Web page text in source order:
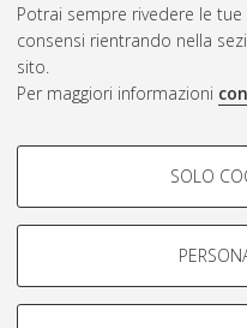
Potrai sempre rivedere le
consensi rientrando nella
sito.
Per maggiori informazioni
COOKIE DI
Si tratta di cookie utilizzati
navigazione degli utenti,
Mostra cookie di
SOLO
Rss 2.0
AMS Laurea
Impostazioni Cookie
Informativa sulla privacy
Condizioni d’uso del sito